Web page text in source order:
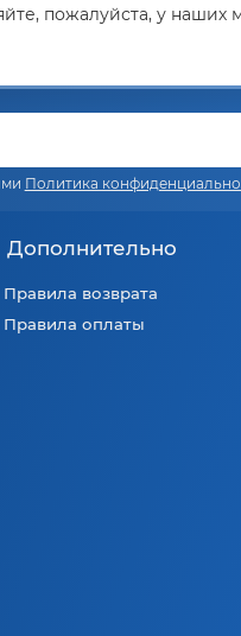
пожалуйста, у
Политика
Дополнительно
Правила возврата
Правила оплаты